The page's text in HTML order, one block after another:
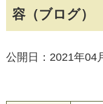
容（ブログ）
公開日：2021年